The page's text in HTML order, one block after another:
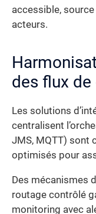
accessible,
acteurs.
des flux de
Les solutions
centralisent
JMS, MQTT) sont
optimisés pour
Des mécanismes
routage contrôlé
monitoring avec